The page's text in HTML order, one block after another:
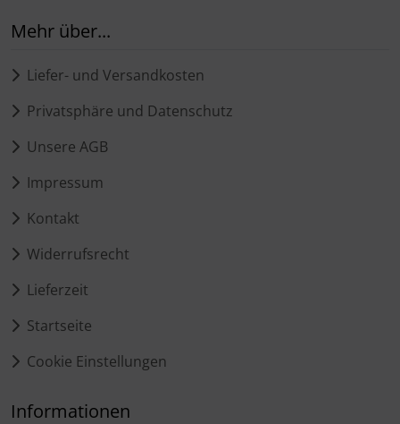
Mehr über...
Liefer- und Versandkosten
Privatsphäre und Datenschutz
Unsere AGB
Impressum
Kontakt
Widerrufsrecht
Lieferzeit
Startseite
Cookie Einstellungen
Informationen